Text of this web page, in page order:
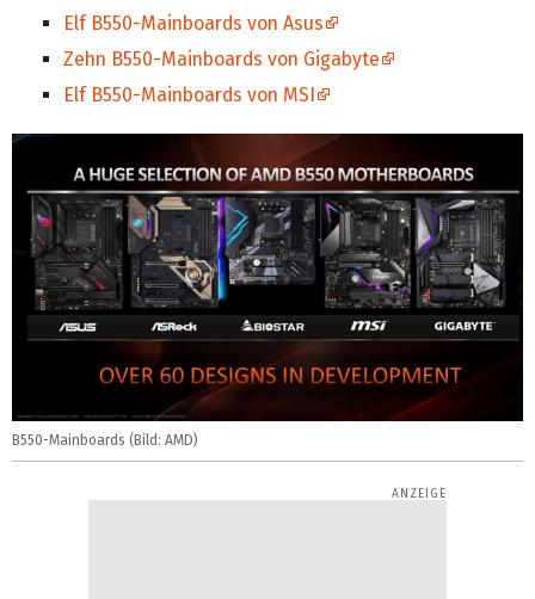
Elf B550-Mainboards von Asus
Zehn B550-Mainboards von Gigabyte
Elf B550-Mainboards von MSI
B550-Mainboards (Bild: AMD)